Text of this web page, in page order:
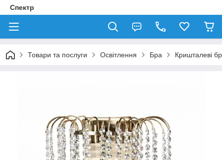
Спектр
Товари та послуги Освітлення Бра Кришталеві